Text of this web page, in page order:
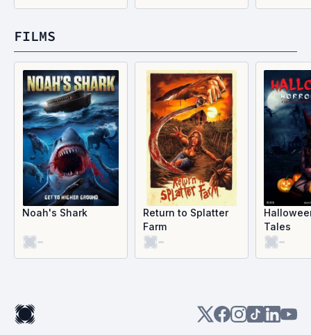
FILMS
Noah's Shark
-
Return to Splatter
Farm
-
Tales
-